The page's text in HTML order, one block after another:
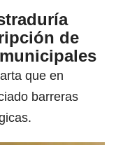
de
que en
barreras